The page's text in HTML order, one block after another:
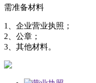
需准备材料
1、企业营业执照；
2、公章；
3、其他材料。